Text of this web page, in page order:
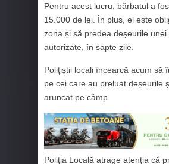
Pentru acest lucru, bărbatul a
15.000 de lei. În plus, el este
zona și să predea deșeurile unei
autorizate, în șapte zile.
Polițiștii locali încearcă acum să
pe cei care au preluat deșeurile
aruncat pe câmp.
Poliția Locală atrage atenția că